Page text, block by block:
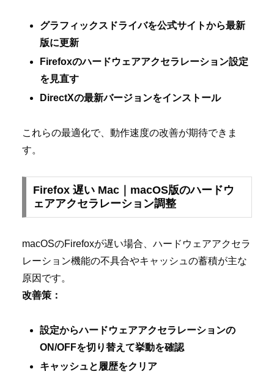
グラフィックスドライバを公式サイトから最新
版に更新
Firefoxのハードウェアアクセラレーション設定
を見直す
DirectXの最新バージョンをインストール
これらの最適化で、動作速度の改善が期待できま
す。
Firefox 遅い Mac｜macOS版のハードウ
ェアアクセラレーション調整
macOSのFirefoxが遅い場合、ハードウェアアクセラ
レーション機能の不具合やキャッシュの蓄積が主な
原因です。
改善策：
設定からハードウェアアクセラレーションの
ON/OFFを切り替えて挙動を確認
キャッシュと履歴をクリア